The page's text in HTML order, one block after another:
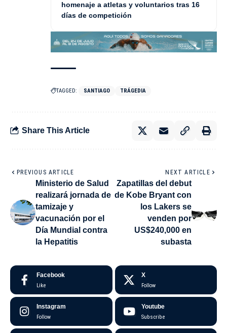
homenaje a atletas y voluntarios tras 16
días de competición
TAGGED: SANTIAGO TRÁGEDIA
Share This Article
PREVIOUS ARTICLE
Ministerio de Salud
realizará jornada de
tamizaje y
vacunación por el
Día Mundial contra
la Hepatitis
NEXT ARTICLE
Zapatillas del debut
de Kobe Bryant con
los Lakers se
venden por
US$240,000 en
subasta
Facebook
Like
X
Follow
Instagram
Follow
Youtube
Subscribe